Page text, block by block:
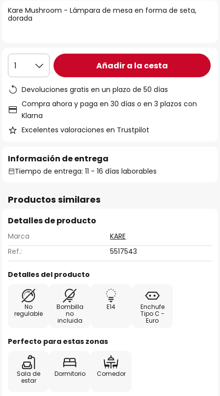
la
galería
Kare Mushroom - Lámpara de mesa en forma de seta,
dorada
1 Añadir a la cesta
Devoluciones gratis en un plazo de 50 días
Compra ahora y paga en 30 días o en 3 plazos con
Klarna
Excelentes valoraciones en Trustpilot
Información de entrega
Tiempo de entrega: 11 - 16 días laborables
Productos similares
Detalles de producto
Marca
KARE
Ref.:
5517543
Detalles del producto
No
regulable
Bombilla
no
incluida
E14
Enchufe
Tipo C -
Euro
Perfecto para estas zonas
Sala de
estar
Dormitorio Comedor